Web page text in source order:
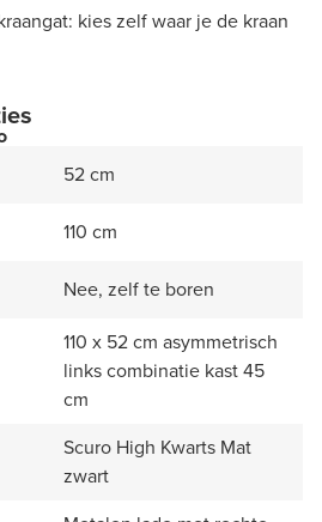
kies zelf waar je de kraan
52 cm
110 cm
Nee, zelf te boren
110 x 52 cm asymmetrisch
links combinatie kast 45
cm
Scuro High Kwarts Mat
zwart